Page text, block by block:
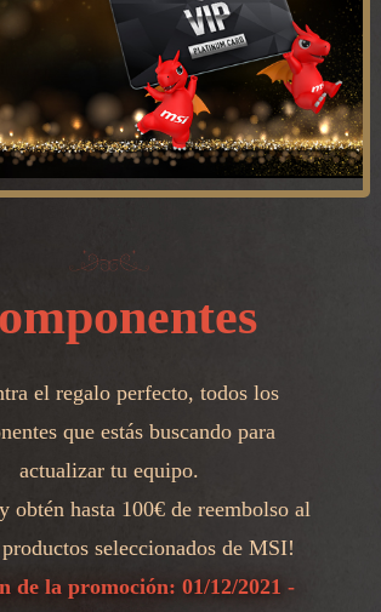
el regalo perfecto, todos los
que estás buscando para
actualizar tu equipo.
obtén hasta 100€ de reembolso al
seleccionados de MSI!
de la promoción: 01/12/2021 -